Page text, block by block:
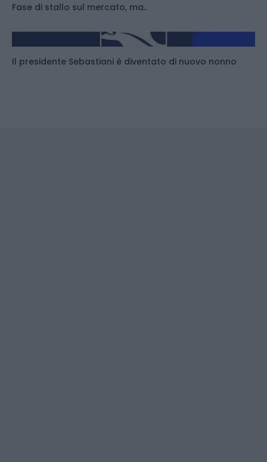
Fase di stallo sul mercato, ma..
Il presidente Sebastiani è diventato di nuovo nonno